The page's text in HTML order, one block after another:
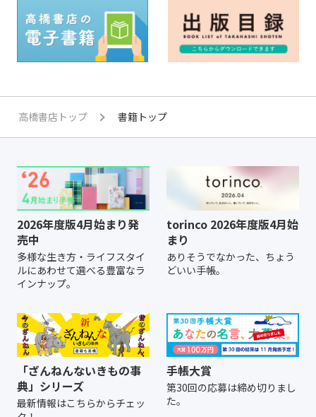
高橋書店トップ 書籍トップ
2026年度版4月始まり発
売中
多様な生き方・ライフスタイ
ルにあわせて選べる豊富なラ
インナップ。
torinco 2026年度版4月始
まり
ありそうでなかった、ちょう
どいい手帳。
「ざんねんないきもの事
典」シリーズ
最新情報はこちらからチェッ
手帳大賞
第30回の応募は締め切りまし
た。